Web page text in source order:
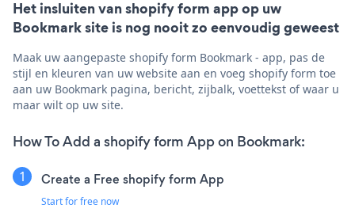
Het insluiten van shopify form app op uw
Bookmark site is nog nooit zo eenvoudig geweest
Maak uw aangepaste shopify form Bookmark - app, pas de
stijl en kleuren van uw website aan en voeg shopify form toe
aan uw Bookmark pagina, bericht, zijbalk, voettekst of waar u
maar wilt op uw site.
How To Add a shopify form App on Bookmark:
Create a Free shopify form App
Start for free now